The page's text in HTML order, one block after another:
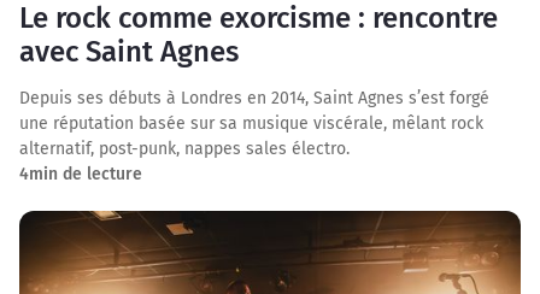
Le rock comme exorcisme : rencontre
avec Saint Agnes
Depuis ses débuts à Londres en 2014, Saint Agnes s’est forgé
une réputation basée sur sa musique viscérale, mêlant rock
alternatif, post-punk, nappes sales électro.
4min de lecture